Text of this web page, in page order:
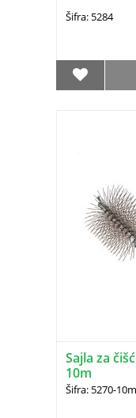
Šifra: 5284
Sajla za
10m
Šifra: 5270-10m